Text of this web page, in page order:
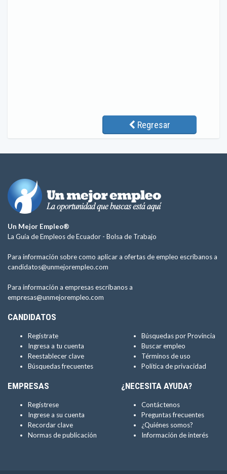
Regresar
Un Mejor Empleo®
La Guía de Empleos de Ecuador - Bolsa de Trabajo
Para información sobre como aplicar a ofertas de empleo escríbanos a
candidatos@unmejorempleo.com
Para información a empresas escríbanos a
empresas@unmejorempleo.com
CANDIDATOS
Regístrate
Ingresa a tu cuenta
Reestablecer clave
Búsquedas frecuentes
Búsquedas por Provincia
Buscar empleo
Términos de uso
Política de privacidad
EMPRESAS
Regístrese
Ingrese a su cuenta
Recordar clave
Normas de publicación
¿NECESITA AYUDA?
Contáctenos
Preguntas frecuentes
¿Quiénes somos?
Información de interés